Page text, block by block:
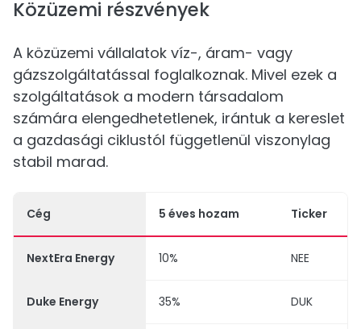
Közüzemi részvények
A közüzemi vállalatok víz-, áram- vagy
gázszolgáltatással foglalkoznak. Mivel ezek a
szolgáltatások a modern társadalom
számára elengedhetetlenek, irántuk a kereslet
a gazdasági ciklustól függetlenül viszonylag
stabil marad.
Cég 5 éves hozam Ticker
NextEra Energy 10% NEE
Duke Energy 35% DUK